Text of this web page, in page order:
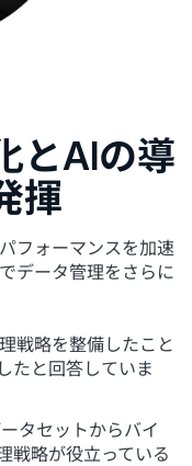
とAIの導
揮
フォーマンスを加速
データ管理をさらに
戦略を整備したこと
たと回答していま
タセットからバイ
戦略が役立っている